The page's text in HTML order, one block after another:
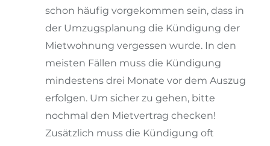
schon häufig vorgekommen sein, dass in
der Umzugsplanung die Kündigung der
Mietwohnung vergessen wurde. In den
meisten Fällen muss die Kündigung
mindestens drei Monate vor dem Auszug
erfolgen. Um sicher zu gehen, bitte
nochmal den Mietvertrag checken!
Zusätzlich muss die Kündigung oft